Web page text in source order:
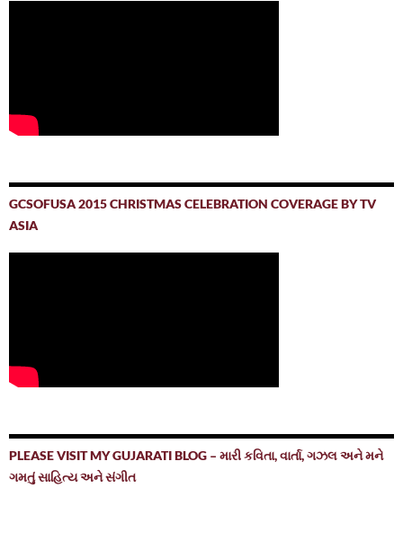
GCSOFUSA 2015 CHRISTMAS CELEBRATION COVERAGE BY TV
ASIA
PLEASE VISIT MY GUJARATI BLOG – મારી કવિતા, વાર્તા, ગઝલ અને મને
ગમતું સાહિત્ય અને સંગીત